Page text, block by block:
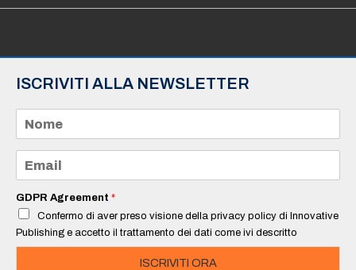
ISCRIVITI ALLA NEWSLETTER
m
e
a
i
*
GDPR Agreement *
Confermo di aver preso visione della privacy policy di Innovative
Publishing e accetto il trattamento dei dati come ivi descritto
ISCRIVITI ORA